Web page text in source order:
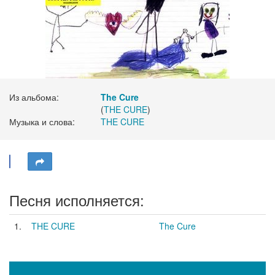
Из альбома:
The Cure
(THE CURE)
Музыка и слова:
THE CURE
Песня исполняется:
1. THE CURE The Cure